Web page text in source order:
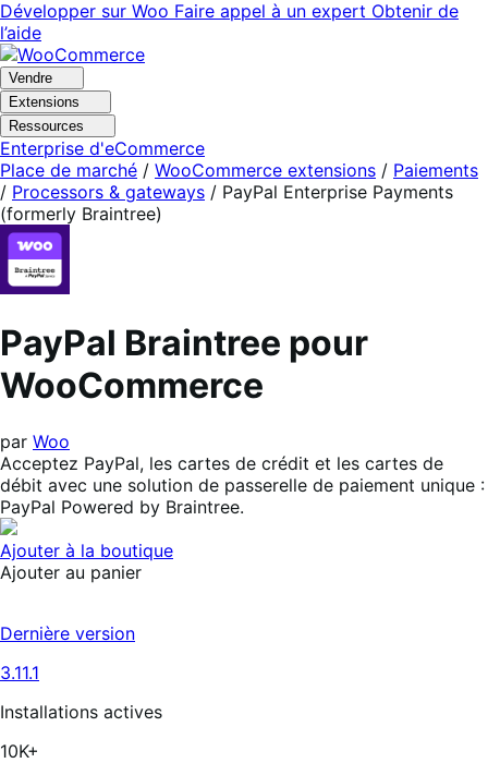
Aller
à
la
navigation
Aller
au
contenu
principal
Développer sur Woo Faire appel à un expert Obtenir de
l’aide
Vendre
Extensions
Ressources
Enterprise d'eCommerce
Place de marché / WooCommerce extensions / Paiements
/ Processors & gateways / PayPal Enterprise Payments
(formerly Braintree)
PayPal Braintree pour
WooCommerce
par Woo
Acceptez PayPal, les cartes de crédit et les cartes de
débit avec une solution de passerelle de paiement unique :
PayPal Powered by Braintree.
Ajouter à la boutique
Ajouter au panier
Dernière version
3.11.1
Installations actives
10K+